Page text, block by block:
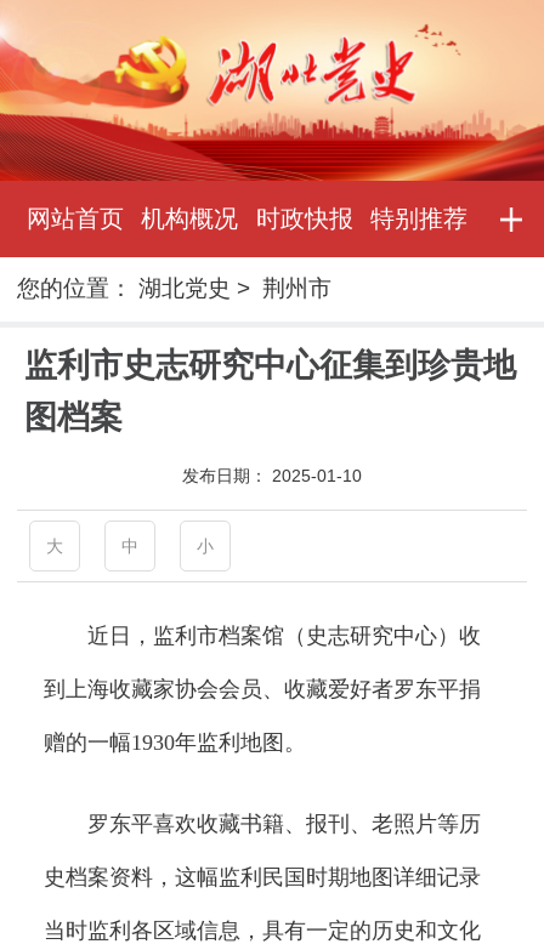
网站首页 机构概况 时政快报 特别推荐
您的位置：湖北党史 >荆州市
监利市史志研究中心征集到珍贵地
图档案
发布日期： 2025-01-10
大 中 小
近日，监利市档案馆（史志研究中心）收
到上海收藏家协会会员、收藏爱好者罗东平捐
赠的一幅1930年监利地图。
罗东平喜欢收藏书籍、报刊、老照片等历
史档案资料，这幅监利民国时期地图详细记录
当时监利各区域信息，具有一定的历史和文化